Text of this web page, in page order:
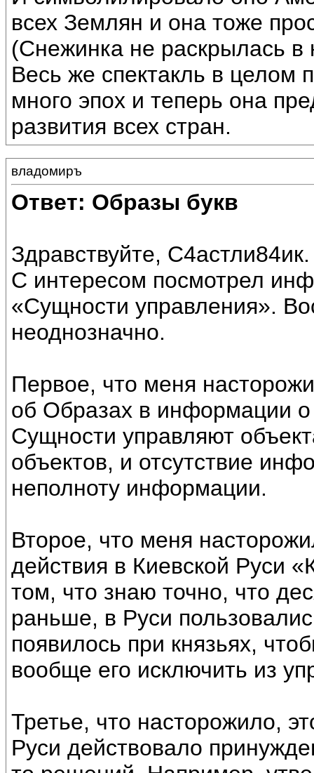
всех Землян и она тоже
(Снежинка не раскрылась в
Весь же спектакль в целом
много эпох и теперь она
развития всех стран.
владомиръ
Ответ: Образы букв
Здравствуйте, С4астли84ик.
С интересом посмотрел
«Сущности управления».
неоднозначно.
Первое, что меня
об Образах в информации
Сущности управляют
объектов, и отсутствие
неполноту информации.
Второе, что меня
действия в Киевской Руси
том, что знаю точно, что
раньше, в Руси
появилось при князьях,
вообще его исключить из
Третье, что насторожило,
Руси действовало